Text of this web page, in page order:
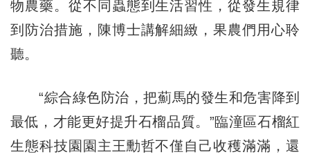
物農藥。從不同蟲態到生活習性，從發生規律
到防治措施，陳博士講解細緻，果農們用心聆
聽。
“綜合綠色防治，把薊馬的發生和危害降到
最低，才能更好提升石榴品質。”臨潼區石榴紅
生態科技園園主王勳哲不僅自己收穫滿滿，還